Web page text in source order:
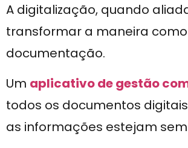
A digitalização, quando
transformar a maneira
documentação.
Um aplicativo de gestão
todos os documentos
as informações estejam